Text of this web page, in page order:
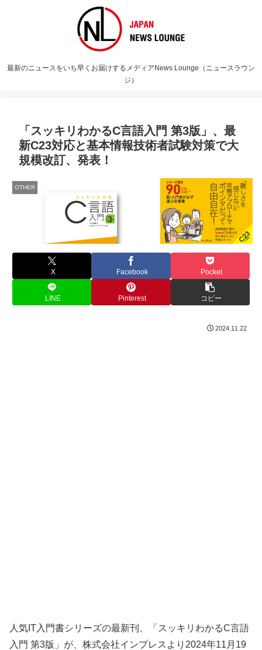
最新のニュースをいち早くお届けするメディアNews Lounge（ニュースラウン
ジ）
「スッキリわかるC言語入門 第3版」、最
新C23対応と基本情報技術者試験対策で大
規模改訂、発表！
OTHER
X Facebook Pocket
LINE Pinterest コピー
2024.11.22
人気IT入門書シリーズの最新刊、「スッキリわかるC言語
入門 第3版」が、株式会社インプレスより2024年11月19